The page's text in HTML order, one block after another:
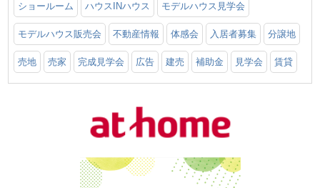
ショールーム ハウスINハウス モデルハウス見学会
モデルハウス販売会 不動産情報 体感会 入居者募集 分譲地
売地 売家 完成見学会 広告 建売 補助金 見学会 賃貸